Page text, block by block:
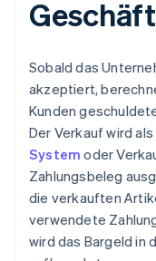
Sobald das
akzeptiert,
Kunden
Der Verkauf wird
System oder
Zahlungsbeleg
die verkauften
verwendete
wird das Bargeld in